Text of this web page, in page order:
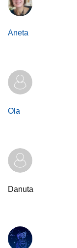
Aneta
Ola
Danuta